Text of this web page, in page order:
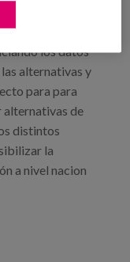
objetivos son
y
los datos
alternativas y
para para
alternativas de
distintos
la
a nivel nacion